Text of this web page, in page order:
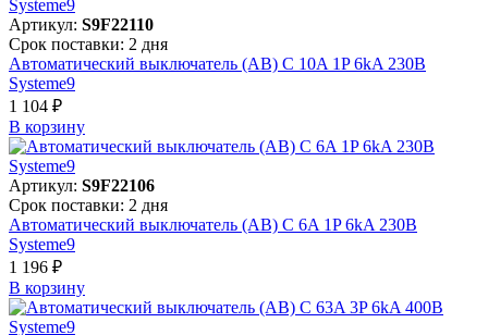
Артикул: S9F22110
Срок поставки: 2 дня
Автоматический выключатель (АВ) C 10A 1P 6kA 230В
Systeme9
1 104 ₽
В корзинy
Артикул: S9F22106
Срок поставки: 2 дня
Автоматический выключатель (АВ) C 6A 1P 6kA 230В
Systeme9
1 196 ₽
В корзинy